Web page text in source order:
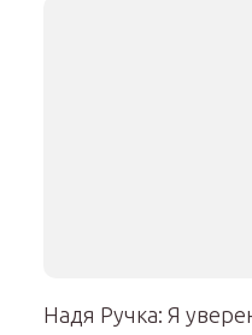
Надя Ручка: Я